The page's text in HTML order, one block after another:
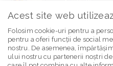
newsletter
Acest site web
Folosim cookie-uri pentru a
pentru a oferi funcții de social
nostru. De asemenea,
ului nostru cu partenerii noștri